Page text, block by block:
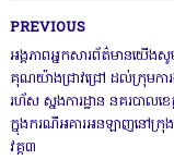
PREVIOUS
អង្គភាពអ្នកសារព័ត៌មានយើង
គុណយ៉ាងជ្រាវជ្រៅ ដល់ក្រុមការ
រហ័ស ស្នងការដ្ឋាន នគរបាលខ
ក្នុងករណីអគារអនឡាញនៅក្
វគ្គ៣